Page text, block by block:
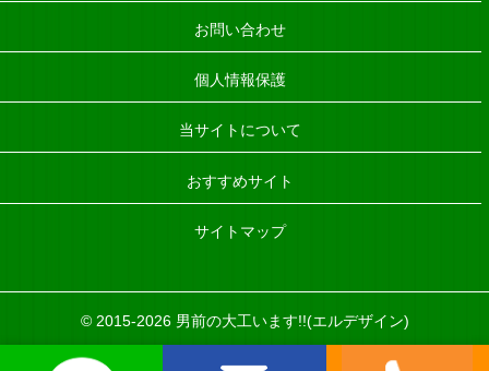
お問い合わせ
個人情報保護
当サイトについて
おすすめサイト
サイトマップ
© 2015-2026 男前の大工います!!(エルデザイン)